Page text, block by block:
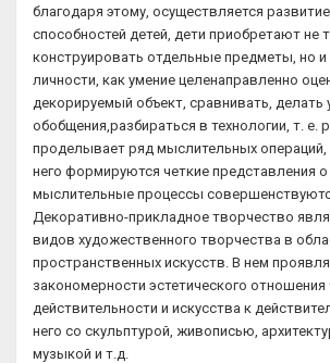
благодаря этому, осуществляется
способностей детей, дети приобретают не
конструировать отдельные предметы, но и
личности, как умение целенаправленно
декорируемый объект, сравнивать, делать
обобщения,разбираться в технологии, т. е.
проделывает ряд мыслительных операций,
него формируются четкие представления
мыслительные процессы
Декоративно-прикладное творчество
видов художественного творчества в
пространственных искусств. В нем
закономерности эстетического отношения
действительности и искусства к
него со скульптурой, живописью,
музыкой и т.д.